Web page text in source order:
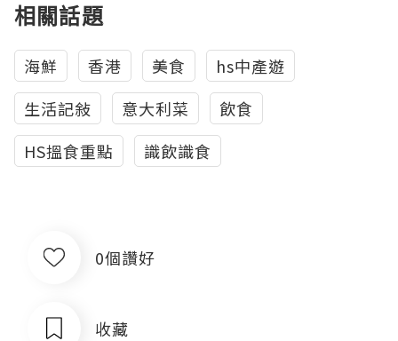
相關話題
海鮮 香港 美食
hs中產遊
生活記敍
意大利菜
飲食
HS搵食重點
識飲識食
0個讚好
收藏